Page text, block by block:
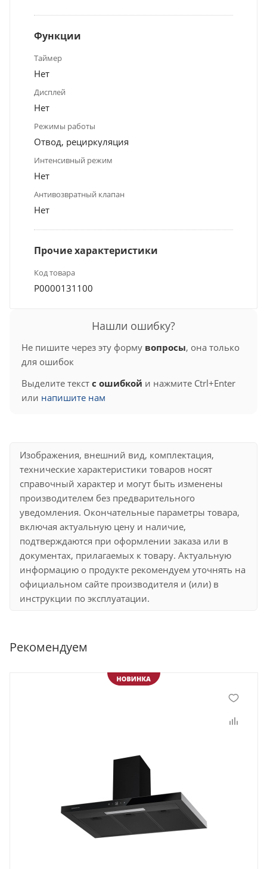
Функции
Таймер
Нет
Дисплей
Нет
Режимы работы
Отвод, рециркуляция
Интенсивный режим
Нет
Антивозвратный клапан
Нет
Прочие характеристики
Код товара
Р0000131100
Нашли ошибку?
Не пишите через эту форму вопросы, она только
для ошибок
Выделите текст с ошибкой и нажмите Ctrl+Enter
или напишите нам
Изображения, внешний вид, комплектация,
технические характеристики товаров носят
справочный характер и могут быть изменены
производителем без предварительного
уведомления. Окончательные параметры товара,
включая актуальную цену и наличие,
подтверждаются при оформлении заказа или в
документах, прилагаемых к товару. Актуальную
информацию о продукте рекомендуем уточнять на
официальном сайте производителя и (или) в
инструкции по эксплуатации.
Рекомендуем